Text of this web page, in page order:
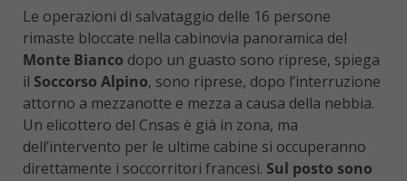
Le operazioni di salvataggio delle 16 persone
rimaste bloccate nella cabinovia panoramica del
Monte Bianco dopo un guasto sono riprese, spiega
il Soccorso Alpino, sono riprese, dopo l’interruzione
attorno a mezzanotte e mezza a causa della nebbia.
Un elicottero del Cnsas è già in zona, ma
dell’intervento per le ultime cabine si occuperanno
direttamente i soccorritori francesi. Sul posto sono